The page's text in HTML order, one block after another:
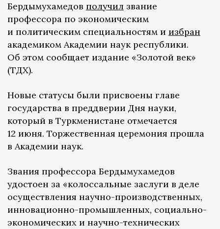
Бердымухамедов получил звание
профессора по экономическим
и политическим специальностям и избран
академиком Академии наук республики.
Об этом сообщает издание «Золотой век»
(ТДХ).
Новые статусы были присвоены главе
государства в преддверии Дня науки,
который в Туркменистане отмечается
12 июня. Торжественная церемония прошла
в Академии наук.
Звания профессора Бердымухамедов
удостоен за «колоссальные заслуги в деле
осуществления научно-производственных,
инновационно-промышленных, социально-
экономических и научно-технических